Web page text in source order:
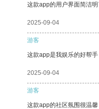
这款app的用户界面简洁
2025-09-04
游客
这款app是我娱乐的好帮手
2025-09-04
游客
这款app的社区氛围很温馨